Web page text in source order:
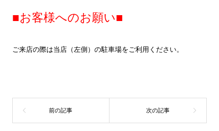
■お客様へのお願い■
ご来店の際は当店（左側）の駐車場をご利用ください。